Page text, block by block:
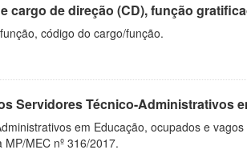
cargo de direção (CD), função
código do cargo/função.
Servidores Técnico-Administrativos
em Educação, ocupados e vagos
MEC nº 316/2017.